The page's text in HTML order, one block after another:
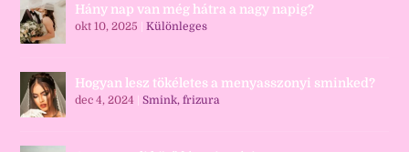
Hány nap van még hátra a nagy napig?
okt 10, 2025 |Különleges
Hogyan lesz tökéletes a menyasszonyi sminked?
dec 4, 2024 |Smink, frizura